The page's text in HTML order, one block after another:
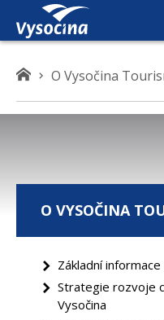
K
e
O Vysočina
O VYSOČINA
Základní
Strategie rozvoje
Vysočina